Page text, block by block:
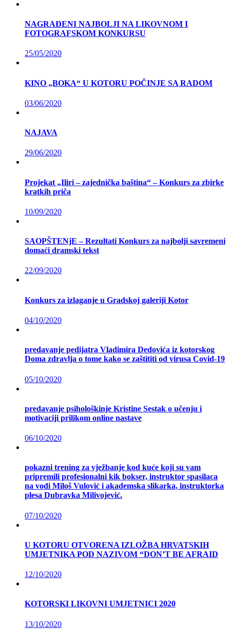
NAGRAĐENI NAJBOLJI NA LIKOVNOM I
FOTOGRAFSKOM KONKURSU
25/05/2020
KINO „BOKA“ U KOTORU POČINJE SA RADOM
03/06/2020
NAJAVA
29/06/2020
Projekat „Iliri – zajednička baština“ – Konkurs za zbirke
kratkih priča
10/09/2020
SAOPŠTENjE – Rezultati Konkurs za najbolji savremeni
domaći dramski tekst
22/09/2020
Konkurs za izlaganje u Gradskoj galeriji Kotor
04/10/2020
predavanje pedijatra Vladimira Dedovića iz kotorskog
Doma zdravlja o tome kako se zaštititi od virusa Covid-19
05/10/2020
predavanje psihološkinje Kristine Sestak o učenju i
motivaciji prilikom online nastave
06/10/2020
pokazni trening za vježbanje kod kuće koji su vam
pripremili profesionalni kik bokser, instruktor spasilaca
na vodi Miloš Vulović i akademska slikarka, instruktorka
plesa Dubravka Milivojević.
07/10/2020
U KOTORU OTVORENA IZLOŽBA HRVATSKIH
UMJETNIKA POD NAZIVOM “DON’T BE AFRAID
12/10/2020
KOTORSKI LIKOVNI UMJETNICI 2020
13/10/2020